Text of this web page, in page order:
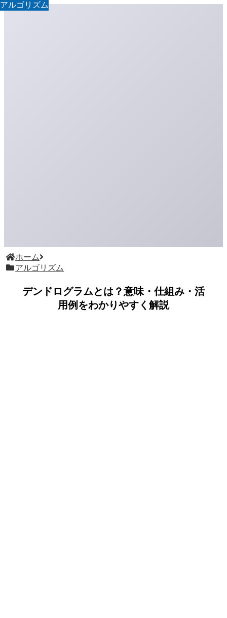
ホーム
アルゴリズム
デンドログラムとは？意味・仕組み・活
用例をわかりやすく解説
アルゴリズム
アルゴリズム
アルゴリズム
アルゴリズム
アルゴリズム
アルゴリズム
アルゴリズム
アルゴリズム
アルゴリズム